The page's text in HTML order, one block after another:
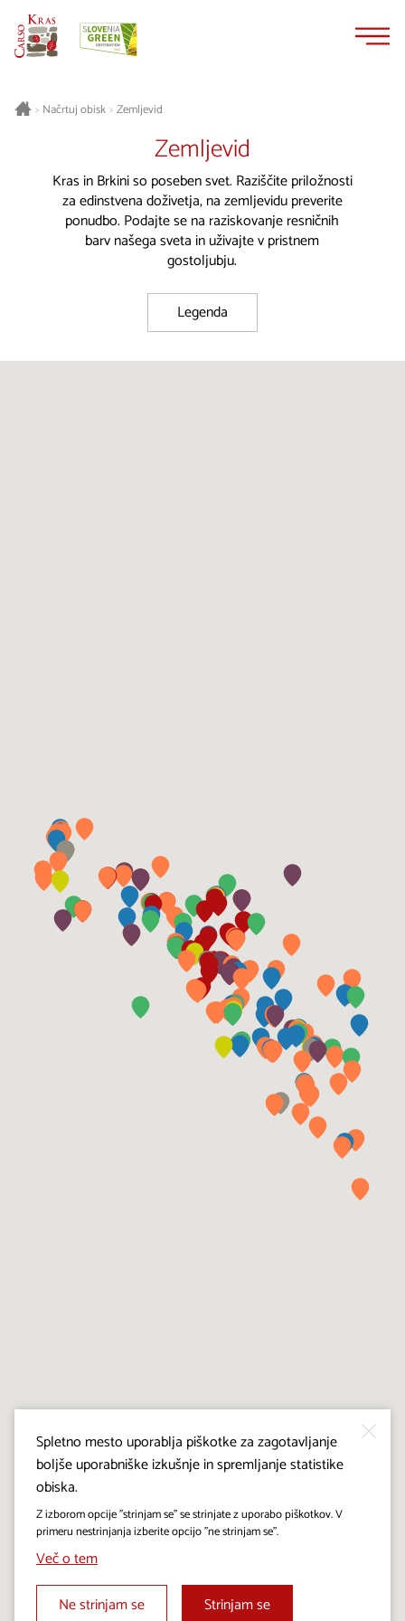
> Načrtuj obisk> Zemljevid
Zemljevid
Kras in Brkini so poseben svet. Raziščite priložnosti
za edinstvena doživetja, na zemljevidu preverite
ponudbo. Podajte se na raziskovanje resničnih
barv našega sveta in uživajte v pristnem
gostoljubju.
Legenda
Spletno mesto uporablja piškotke za zagotavljanje
boljše uporabniške izkušnje in spremljanje statistike
obiska.
Z izborom opcije "strinjam se" se strinjate z uporabo piškotkov. V
primeru nestrinjanja izberite opcijo "ne strinjam se".
Več o tem
Ne strinjam se
Strinjam se